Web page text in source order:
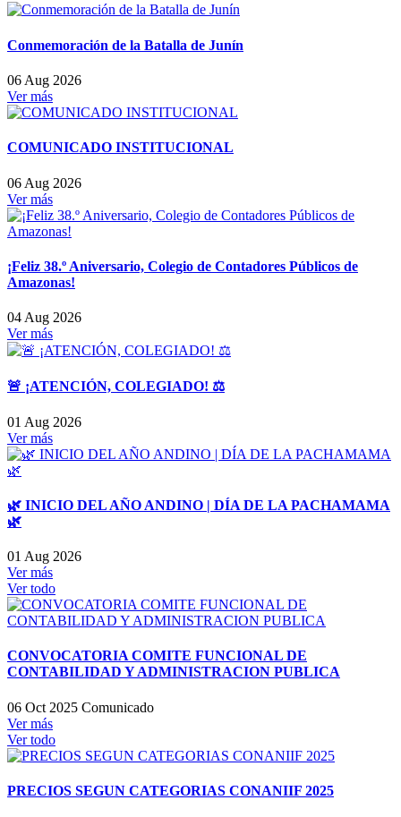
Conmemoración de la Batalla de Junín
06 Aug 2026
Ver más
COMUNICADO INSTITUCIONAL
06 Aug 2026
Ver más
¡Feliz 38.º Aniversario, Colegio de Contadores Públicos de
Amazonas!
04 Aug 2026
Ver más
🚨 ¡ATENCIÓN, COLEGIADO! ⚖️
01 Aug 2026
Ver más
🌿 INICIO DEL AÑO ANDINO | DÍA DE LA PACHAMAMA
🌿
01 Aug 2026
Ver más
Ver todo
CONVOCATORIA COMITE FUNCIONAL DE
CONTABILIDAD Y ADMINISTRACION PUBLICA
06 Oct 2025 Comunicado
Ver más
Ver todo
PRECIOS SEGUN CATEGORIAS CONANIIF 2025